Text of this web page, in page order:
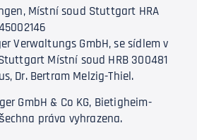
Místní soud Stuttgart HRA
Verwaltungs GmbH, se sídlem v
Místní soud HRB 300481
Dr. Bertram Melzig-Thiel.
GmbH & Co KG, Bietigheim-
práva vyhrazena.